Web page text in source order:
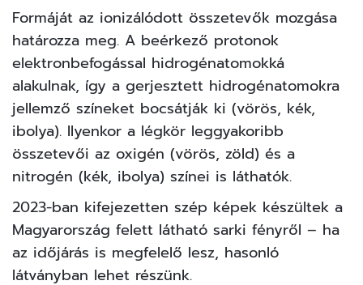
Formáját az ionizálódott összetevők mozgása
határozza meg. A beérkező protonok
elektronbefogással hidrogénatomokká
alakulnak, így a gerjesztett hidrogénatomokra
jellemző színeket bocsátják ki (vörös, kék,
ibolya). Ilyenkor a légkör leggyakoribb
összetevői az oxigén (vörös, zöld) és a
nitrogén (kék, ibolya) színei is láthatók.
2023-ban kifejezetten szép képek készültek a
Magyarország felett látható sarki fényről – ha
az időjárás is megfelelő lesz, hasonló
látványban lehet részünk.